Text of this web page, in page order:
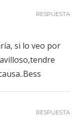
si lo veo por
RESPUESTA
RESPUESTA